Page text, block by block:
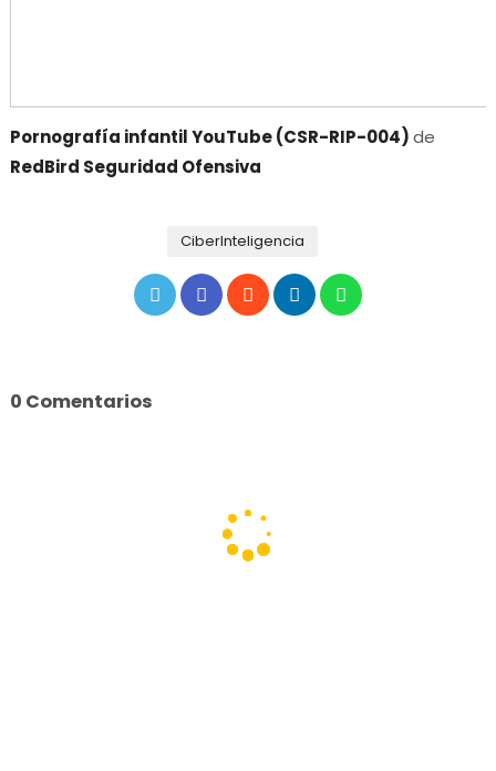
Pornografía infantil YouTube (CSR-RIP-004)de
RedBird Seguridad Ofensiva
CiberInteligencia
0 Comentarios